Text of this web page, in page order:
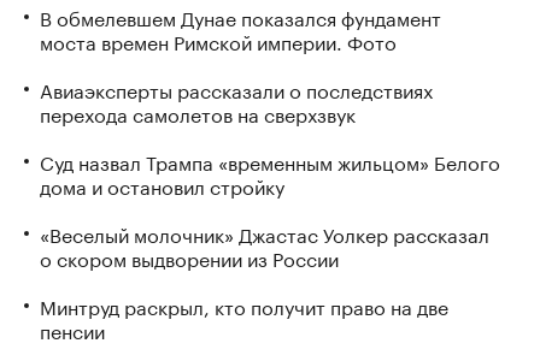
В обмелевшем Дунае показался фундамент
моста времен Римской империи. Фото
Авиаэксперты рассказали о последствиях
перехода самолетов на сверхзвук
Суд назвал Трампа «временным жильцом» Белого
дома и остановил стройку
«Веселый молочник» Джастас Уолкер рассказал
о скором выдворении из России
Минтруд раскрыл, кто получит право на две
пенсии